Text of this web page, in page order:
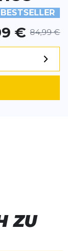
BESTSELLER
€ 84,99 €
ZU